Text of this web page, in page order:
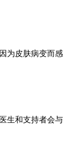
为皮肤病变而感
生和支持者会与